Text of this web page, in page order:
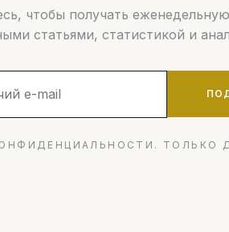
чтобы получать
статьями, статистикой и
ТОЛЬКО